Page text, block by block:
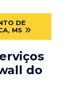
DE
MS
do